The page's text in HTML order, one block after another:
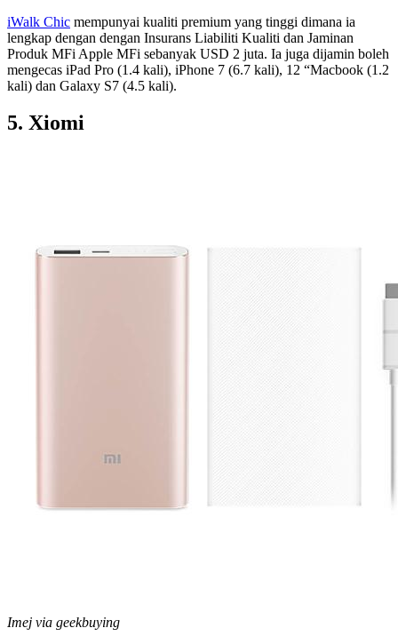
iWalk Chic mempunyai kualiti premium yang tinggi dimana ia
lengkap dengan dengan Insurans Liabiliti Kualiti dan Jaminan
Produk MFi Apple MFi sebanyak USD 2 juta. Ia juga dijamin boleh
mengecas iPad Pro (1.4 kali), iPhone 7 (6.7 kali), 12 “Macbook (1.2
kali) dan Galaxy S7 (4.5 kali).
5. Xiomi
Imej via geekbuying